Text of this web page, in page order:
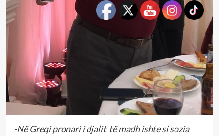
-Në Greqi pronari i djalit të madh ishte si sozia